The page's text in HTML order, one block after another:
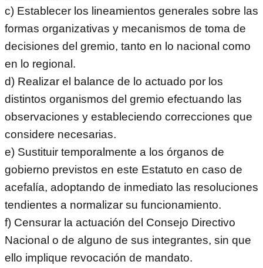
c) Establecer los lineamientos generales sobre las
formas organizativas y mecanismos de toma de
decisiones del gremio, tanto en lo nacional como
en lo regional.
d) Realizar el balance de lo actuado por los
distintos organismos del gremio efectuando las
observaciones y estableciendo correcciones que
considere necesarias.
e) Sustituir temporalmente a los órganos de
gobierno previstos en este Estatuto en caso de
acefalía, adoptando de inmediato las resoluciones
tendientes a normalizar su funcionamiento.
f) Censurar la actuación del Consejo Directivo
Nacional o de alguno de sus integrantes, sin que
ello implique revocación de mandato.